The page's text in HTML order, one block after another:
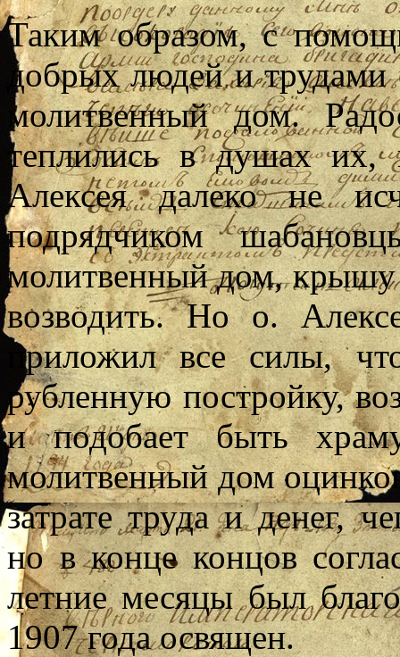
Таким образом, с
добрых людей и
молитвенный дом.
теплились в душах
Алексея далеко не
подрядчиком
молитвенный дом, крышу
возводить. Но о.
приложил все силы,
рубленную постройку,
и подобает быть
молитвенный дом
затрате труда и денег,
но в конце концов
летние месяцы был
1907 года освящен.